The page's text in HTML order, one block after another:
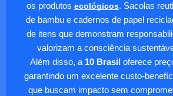
os produtos ecológicos. Sacolas
de bambu e cadernos de papel
de itens que demonstram
valorizam a consciência
Além disso, a 10 Brasiloferece
garantindo um excelente custo-
que buscam impacto sem